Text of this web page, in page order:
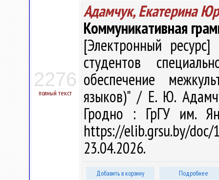
2276
полный текст
Адамчук, Екатерина
Коммуникативная
[Электронный
студентов
обеспечение
языков)" / Е. Ю.
Гродно : ГрГУ им.
https://elib.grsu.by/
23.04.2026.
Добавить в корзину Подробнее